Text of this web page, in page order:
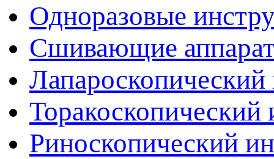
Одноразовые
Сшивающие
Лапароскопический
Торакоскопический
Риноскопический